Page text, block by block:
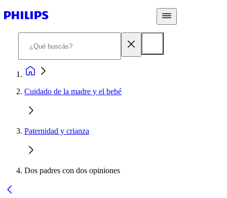
Cuidado de la madre y el bebé
Paternidad y crianza
Dos padres con dos opiniones